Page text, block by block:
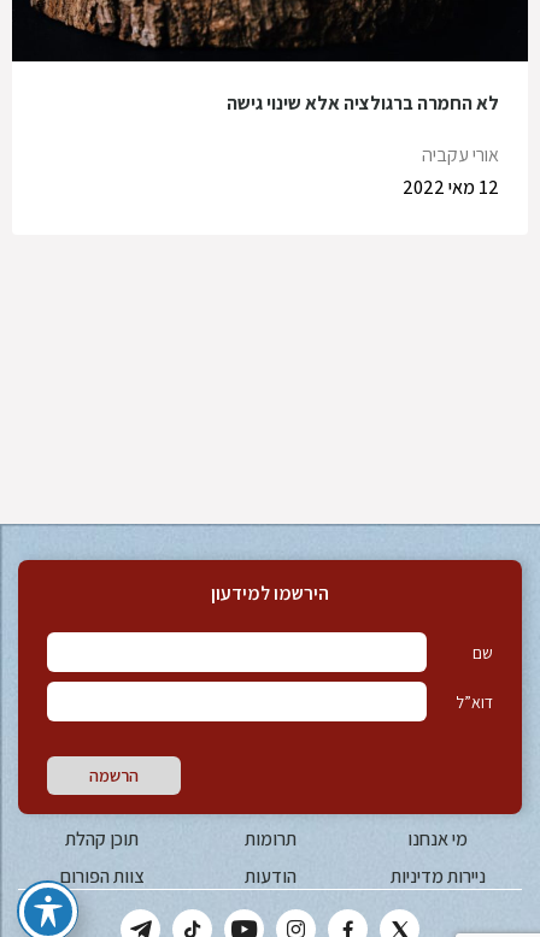
לא החמרה ברגולציה אלא שינוי גישה
אורי עקביה
12 מאי 2022
הירשמו למידעון
שם
דוא”ל
הרשמה
מי אנחנו תרומות
תוכן קהלת
ניירות מדיניות
הודעות צוות הפורום